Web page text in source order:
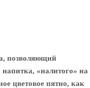
позволяющий
«налитого» на
цветовое пятно, как